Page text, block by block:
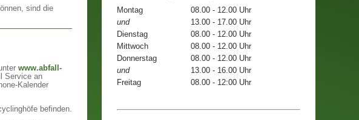
sind die
www.abfall-
Service an
Kalender
befinden.
Montag
08.00 - 12.00 Uhr
und
13.00 - 17.00 Uhr
Dienstag
08.00 - 12.00 Uhr
Mittwoch
08.00 - 12.00 Uhr
Donnerstag
08.00 - 12.00 Uhr
und
13.00 - 16.00 Uhr
Freitag
08.00 - 12:00 Uhr